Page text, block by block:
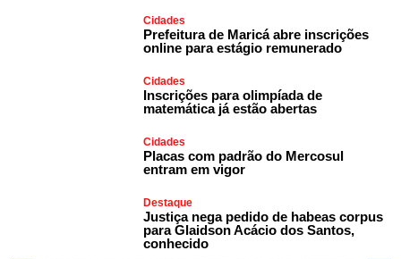
Cidades
Prefeitura de Maricá abre inscrições
online para estágio remunerado
Cidades
Inscrições para olimpíada de
matemática já estão abertas
Cidades
Placas com padrão do Mercosul
entram em vigor
Destaque
Justiça nega pedido de habeas corpus
para Glaidson Acácio dos Santos,
conhecido